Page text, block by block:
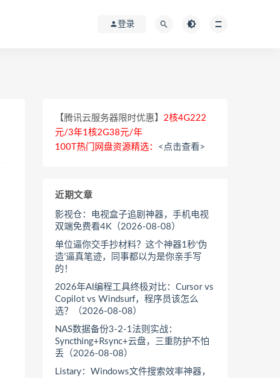
登录
【腾讯云服务器限时优惠】 2核4G222
元/3年1核2G38元/年
100T热门网盘资源精选： <点击查看>
近期文章
影视仓：电视盒子追剧神器，手机电视
双端免费看4K（2026-08-08）
单位逼你交手抄材料？这个神器1秒‘伪
造’逼真笔迹，同事都以为是你亲手写
的！
2026年AI编程工具终极对比：Cursor vs
Copilot vs Windsurf，程序员该怎么
选？（2026-08-08）
NAS数据备份3-2-1法则实战：
Syncthing+Rsync+云盘，三重防护不怕
丢（2026-08-08）
Listary：Windows文件搜索效率神器，